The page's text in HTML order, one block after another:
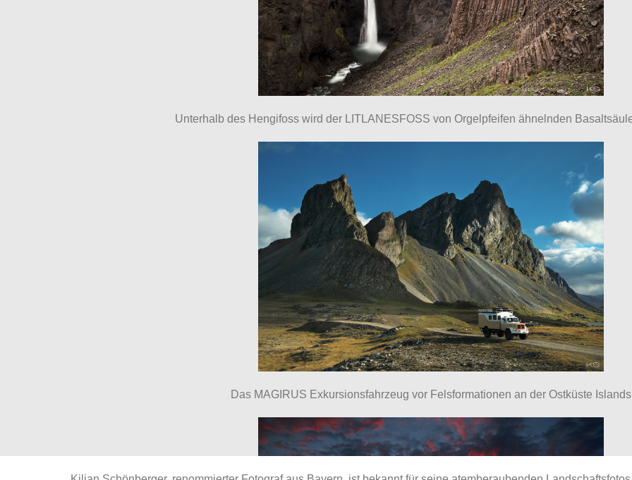
Unterhalb des Hengifoss wird der LITLANESFOSS von Orgelpfeifen ähnelnden
Das MAGIRUS Exkursionsfahrzeug vor Felsformationen an der Ostküste Islands